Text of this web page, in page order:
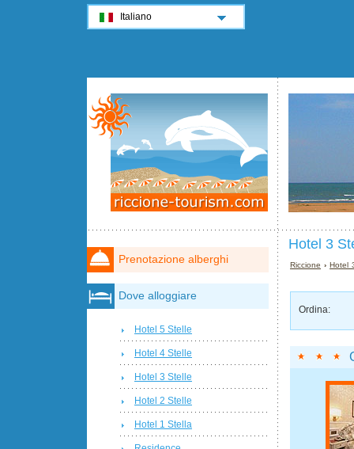
Hotel 3
Riccione ›Hotel
Ordina:
Prenotazione alberghi
Dove alloggiare
Hotel 5 Stelle
Hotel 4 Stelle
Hotel 3 Stelle
Hotel 2 Stelle
Hotel 1 Stella
Italiano